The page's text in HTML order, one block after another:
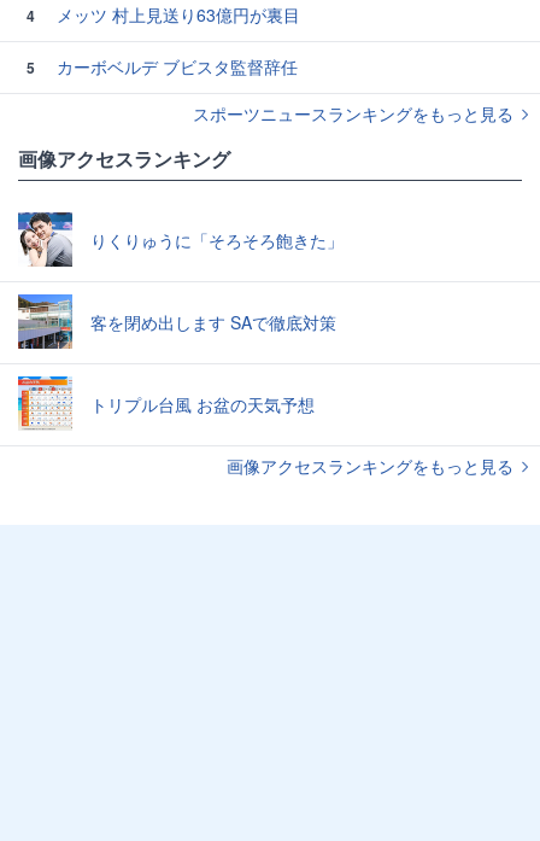
4 メッツ 村上見送り63億円が裏目
5
カーボベルデ ブビスタ監督辞任
スポーツニュースランキングをもっと見る
画像アクセスランキング
りくりゅうに「そろそろ飽きた」
客を閉め出します SAで徹底対策
トリプル台風 お盆の天気予想
画像アクセスランキングをもっと見る